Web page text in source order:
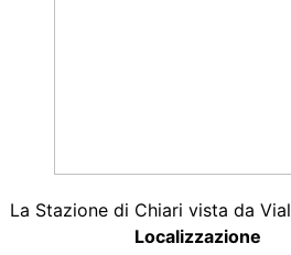
La Stazione di Chiari vista da
Localizzazione